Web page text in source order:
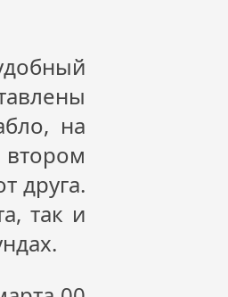
на
друга.
так и